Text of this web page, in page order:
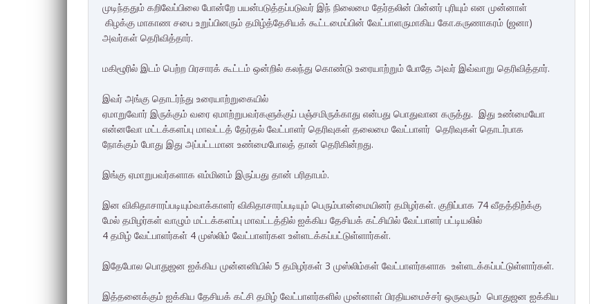
முடிந்ததும் கறிவேப்பிலை போன்றே பயன்படுத்தப்படுவர் இந் நிலைமை தேர்தலின் பின்னர் புரியும் என முன்னாள்
கிழக்கு மாகாண சபை உறுப்பினரும் தமிழ்த்தேசியக் கூட்டமைப்பின் வேட்பாளருமாகிய கோ.கருணாகரம் (ஜனா)
அவர்கள் தெரிவித்தார்.
மகிழூரில் இடம் பெற்ற பிரசாரக் கூட்டம் ஒன்றில் கலந்து கொண்டு உரையாற்றும் போதே அவர் இவ்வாறு தெரிவித்தார்.
இவர் அங்கு தொடர்ந்து உரையாற்றுகையில்
ஏமாறுவோர் இருக்கும் வரை ஏமாற்றுபவர்களுக்குப் பஞ்சமிருக்காது என்பது பொதுவான கருத்து. இது உண்மையோ
என்னவோ மட்டக்களப்பு மாவட்டத் தேர்தல் வேட்பாளர் தெரிவுகள் தலைமை வேட்பாளர் தெரிவுகள் தொடர்பாக
நோக்கும் போது இது அப்பட்டமான உண்மைபோலத் தான் தெரிகின்றது.
இங்கு ஏமாறுபவர்களாக எம்மினம் இருப்பது தான் பரிதாபம்.
இன விகிதாசாரப்படியும்வாக்காளர் விகிதாசாரப்படியும் பெரும்பான்மையினர் தமிழர்கள். குறிப்பாக 74 வீதத்திற்க்கு
மேல் தமிழர்கள் வாழும் மட்டக்களப்பு மாவட்டத்தில் ஐக்கிய தேசியக் கட்சியில் வேட்பாளர் பட்டியலில்
4 தமிழ் வேட்பாளர்கள் 4 முஸ்லிம் வேட்பாளர்கள உள்ளடக்கப்பட்டுள்ளார்கள்.
இதேபோல பொதுஜன ஐக்கிய முன்னனியில் 5 தமிழர்கள் 3 முஸ்லிம்கள் வேட்பாளர்களாக உள்ளடக்கப்பட்டுள்ளார்கள்.
இத்தனைக்கும் ஐக்கிய தேசியக் கட்சி தமிழ் வேட்பாளர்களில் முன்னாள் பிரதியமைச்சர் ஒருவரும் பொதுஜன ஐக்கிய